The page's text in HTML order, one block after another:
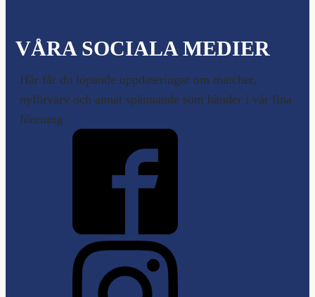
VÅRA SOCIALA MEDIER
Här får du löpande uppdateringar om matcher,
nyförvärv och annat spännande som händer i vår fina
förening.